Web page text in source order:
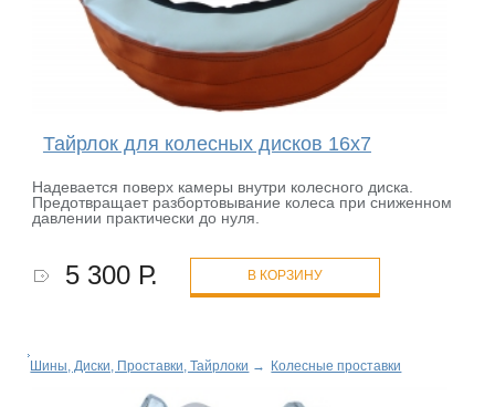
Тайрлок для колесных дисков 16х7
Надевается поверх камеры внутри колесного диска.
Предотвращает разбортовывание колеса при сниженном
давлении практически до нуля.
5 300 Р. В КОРЗИНУ
Шины, Диски, Проставки, Тайрлоки → Колесные проставки